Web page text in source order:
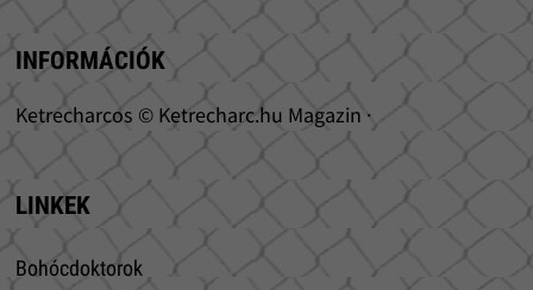
INFORMÁCIÓK
Ketrecharcos © Ketrecharc.hu Magazin ·
LINKEK
Bohócdoktorok